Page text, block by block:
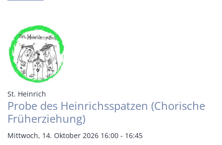
St. Heinrich
Probe des Heinrichsspatzen (Chorische
Früherziehung)
Mittwoch, 14. Oktober 2026 16:00 - 16:45